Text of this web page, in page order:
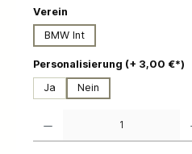
Verein
BMW Int
Personalisierung (+ 3,00 €*)
Ja
Nein